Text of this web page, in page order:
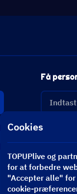
Få
Cookies
TOPUPlive og
for at forbedre
"Accepter alle"
cookie-